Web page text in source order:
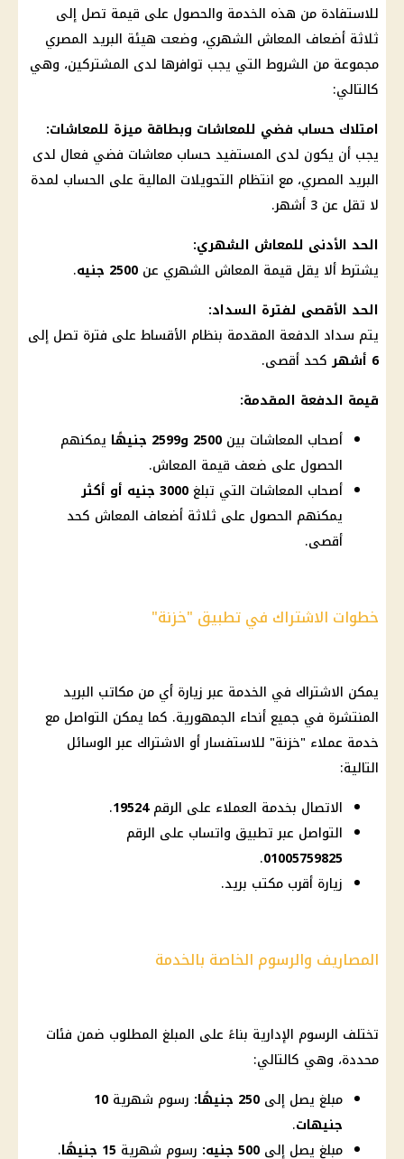
للاستفادة من هذه الخدمة والحصول على قيمة تصل إلى
ثلاثة أضعاف المعاش الشهري، وضعت هيئة البريد المصري
مجموعة من الشروط التي يجب توافرها لدى المشتركين، وهي
كالتالي:
امتلاك حساب فضي للمعاشات وبطاقة ميزة للمعاشات:
يجب أن يكون لدى المستفيد حساب معاشات فضي فعال لدى
البريد المصري، مع انتظام التحويلات المالية على الحساب لمدة
لا تقل عن 3 أشهر.
الحد الأدنى للمعاش الشهري:
يشترط ألا يقل قيمة المعاش الشهري عن 2500 جنيه
.
الحد الأقصى لفترة السداد:
يتم سداد الدفعة المقدمة بنظام الأقساط على فترة تصل إلى
6 أشهر
كحد أقصى.
قيمة الدفعة المقدمة:
أصحاب المعاشات بين 2500 و2599 جنيهًا
يمكنهم
الحصول على ضعف قيمة المعاش.
أصحاب المعاشات التي تبلغ3000 جنيه أو أكثر
يمكنهم الحصول على ثلاثة أضعاف المعاش كحد
أقصى.
خطوات الاشتراك في تطبيق "خزنة"
يمكن الاشتراك في الخدمة عبر زيارة أي من مكاتب البريد
المنتشرة في جميع أنحاء الجمهورية. كما يمكن التواصل مع
خدمة عملاء "خزنة" للاستفسار أو الاشتراك عبر الوسائل
التالية:
الاتصال بخدمة العملاء على الرقم19524
.
التواصل عبر تطبيق واتساب على الرقم
01005759825
.
زيارة أقرب مكتب بريد.
المصاريف والرسوم الخاصة بالخدمة
تختلف الرسوم الإدارية بناءً على المبلغ المطلوب ضمن فئات
محددة، وهي كالتالي:
مبلغ يصل إلى 250 جنيهًا: رسوم شهرية 10
جنيهات.
مبلغ يصل إلى 500 جنيه: رسوم شهرية 15 جنيهًا .